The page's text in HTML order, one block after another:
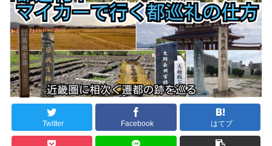
Twitter Facebook はてブ